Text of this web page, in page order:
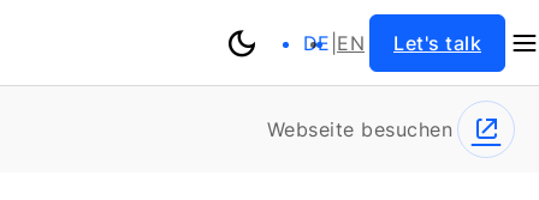
DE EN Let's talk
Webseite besuchen